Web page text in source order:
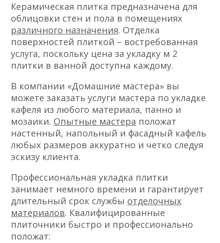
Керамическая плитка предназначена для
облицовки стен и пола в помещениях
различного назначения. Отделка
поверхностей плиткой – востребованная
услуга, поскольку цена за укладку м 2
плитки в ванной доступна каждому.
В компании «Домашние мастера» вы
можете заказать услуги мастера по укладке
кафеля из любого материала, панно и
мозаики. Опытные мастера положат
настенный, напольный и фасадный кафель
любых размеров аккуратно и четко следуя
эскизу клиента.
Профессиональная укладка плитки
занимает немного времени и гарантирует
длительный срок службы отделочных
материалов. Квалифицированные
плиточники быстро и профессионально
положат: